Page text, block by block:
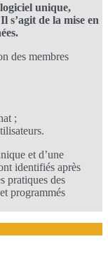
unique,
s’agit de la mise en
des membres
;
et d’une
identifiés après
pratiques des
programmés